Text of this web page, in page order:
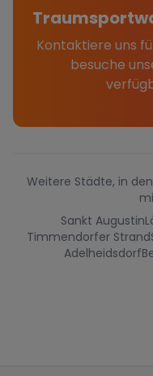
Kontaktiere uns
besuche
Weitere Städte, in
Sankt Augustin
Timmendorfer Strand
Adelheidsdorf